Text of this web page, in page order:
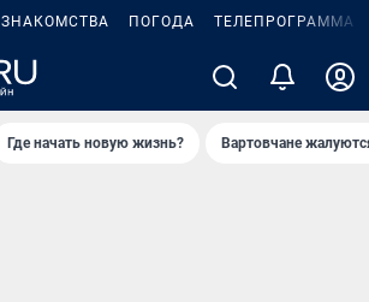
ЗНАКОМСТВА ПОГОДА ТЕЛЕПРОГРАММА
Где начать новую жизнь? Вартовчане